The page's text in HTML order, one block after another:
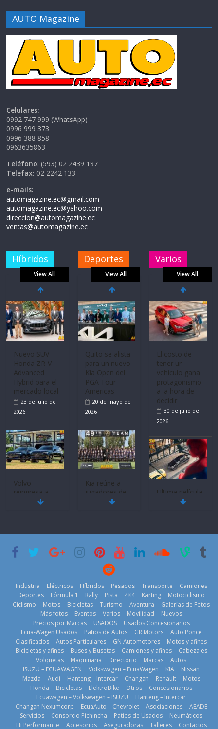
AUTO Magazine
Celulares:
0992 747 999 (WhatsApp)
0996 999 373
0996 388 858
0963635863
Teléfono: (593) 02 2439 187
Telefax: 02 2242 133
e-mails:
automagazine.ec@gmail.com
automagazine.ec@yahoo.com
direccion@automagazine.ec
ventas@automagazine.ec
Híbridos
View All
Nuevo SUV
Honda ZR-V
Advanced
Hybrid para el
mercado local
23 de julio de
2026
Volvo
reingresa a
Ecuador de la
18 de julio de
2026
Mercado
automotor
ecuatoriano
creció un 28%
en julio de
2026
4 de agosto de
Deportes
View All
Quito se alista
para un nuevo
Kia Open del
PGA Tour
Americas
20 de mayo de
2026
Kia reúne a
jugadores de
fútbol de todo
2026
La Vuelta al
Ecuador 2026,
edición 47ª,
recorre 7
provincias en 8
días
1 de agosto de
2026
Varios
View All
El costo de
tener un
vehículo gana
protagonismo
a la hora de
decidir
30 de julio de
2026
Ultima película
‘Spider‑Man:
29 de julio de
¿Qué puede
pasar con tu
vehículo si
permanece
varios días sin
usar?
3 de agosto de
2026
Industria Eléctricos Híbridos Pesados Transporte
Camiones
Deportes
Fórmula 1 Rally Pista 4×4 Karting
Motociclismo
Ciclismo
Motos Bicicletas Turismo Aventura
Galerías de Fotos
Más fotos
Eventos Varios Movilidad
Nuevos
Precios por Marcas
USADOS
Usados Concesionarios
Ecua-Wagen Usados
Patios de Autos GR Motors
Auto Ponce
Clasificados
Autos Particulares GN Automotores
Motos y afines
Bicicletas y afines
Buses y Busetas Camiones y afines
Cabezales
Volquetas
Maquinaria Directorio Marcas
Autos
ISUZU – ECUAWAGEN
Volkswagen – EcuaWagen KIA
Nissan
Mazda
Audi Hanteng – Intercar Changan Renault
Motos
Honda
Bicicletas ElektroBike Otros
Concesionarios
Ecuawagen – Volkswagen – ISUZU
Hanteng – Intercar
Changan Nexumcorp
EcuaAuto – Chevrolet Asociaciones
AEADE
Servicios
Consorcio Pichincha Patios de Usados
Neumáticos
Hi Performance
Accesorios Aseguradoras Talleres Contactos